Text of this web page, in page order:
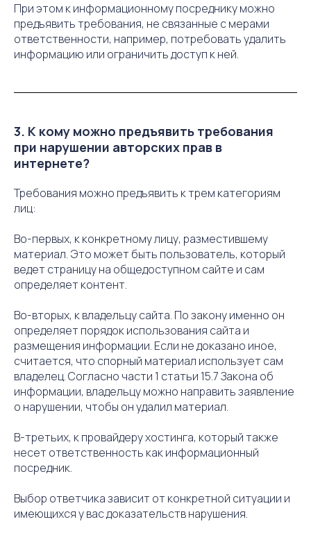
При этом к информационному посреднику можно
предъявить требования, не связанные с мерами
ответственности, например, потребовать удалить
информацию или ограничить доступ к ней.
3. К кому можно предъявить требования
при нарушении авторских прав в
интернете?
Требования можно предъявить к трем категориям
лиц:
Во-первых, к конкретному лицу, разместившему
материал. Это может быть пользователь, который
ведет страницу на общедоступном сайте и сам
определяет контент.
Во-вторых, к владельцу сайта. По закону именно он
определяет порядок использования сайта и
размещения информации. Если не доказано иное,
считается, что спорный материал использует сам
владелец. Согласно части 1 статьи 15.7 Закона об
информации, владельцу можно направить заявление
о нарушении, чтобы он удалил материал.
В-третьих, к провайдеру хостинга, который также
несет ответственность как информационный
посредник.
Выбор ответчика зависит от конкретной ситуации и
имеющихся у вас доказательств нарушения.